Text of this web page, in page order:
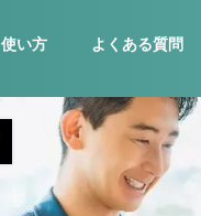
使い方 よくある質問